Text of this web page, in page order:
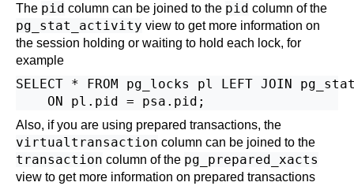
The pid column can be joined to the pid column of the
pg_stat_activity view to get more information on
the session holding or waiting to hold each lock, for
example
SELECT * FROM pg_locks pl LEFT JOIN
Also, if you are using prepared transactions, the
virtualtransaction column can be joined to the
transaction column of the pg_prepared_xacts
view to get more information on prepared transactions